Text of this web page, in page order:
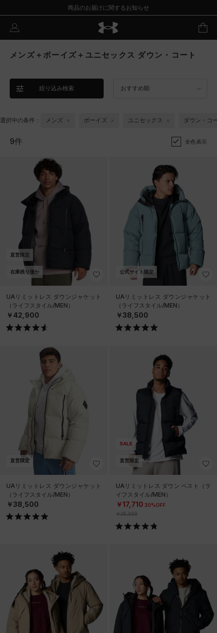
商品のお届けに関するお知らせ
メンズ＋ボーイズ＋ユニセックス ダウン・コート
絞り込み検索 おすすめ順
選択中の条件： メンズ ボーイズ ユニセックス ダウン・コ
9件 全色表示
直営限定
在庫残り僅か
UAリミットレス ダウンジャケット
（ライフスタイル/MEN）
￥42,900
公式サイト限定
UAリミットレス ダウンジャケット
（ライフスタイル/MEN）
￥38,500
直営限定
UAリミットレス ダウンジャケット
（ライフスタイル/MEN）
￥38,500
SALE
直営限定
UAリミットレス ダウン ベスト（ラ
イフスタイル/MEN）
￥17,710 30%OFF
￥25,300